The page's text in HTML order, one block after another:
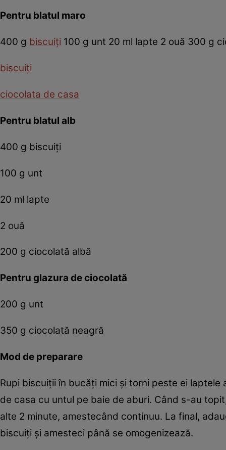
Pentru blatul maro
400 g biscuiţi 100 g unt 20 ml lapte 2 ouă 300 g
biscuiţi
ciocolata de casa
Pentru blatul alb
400 g biscuiţi
100 g unt
20 ml lapte
2 ouă
200 g ciocolată albă
Pentru glazura de ciocolată
200 g unt
350 g ciocolată neagră
Mod de preparare
Rupi biscuiţii în bucăţi mici şi torni peste ei
de casa cu untul pe baie de aburi. Când s-au
alte 2 minute, amestecând continuu. La final,
biscuiţi şi amesteci până se omogenizează.